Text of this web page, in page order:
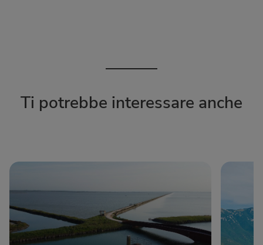
Ti potrebbe interessare anche